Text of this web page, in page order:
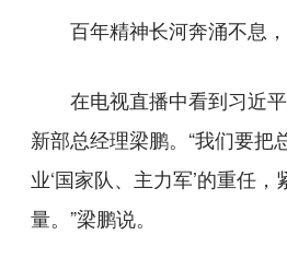
百年精神长河奔涌不息，
在电视直播中看到习近平
新部总经理梁鹏。“我们要把
业‘国家队、主力军’的重任
量。”梁鹏说。